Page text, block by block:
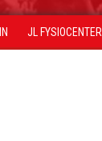
JL FYSIOCENTER